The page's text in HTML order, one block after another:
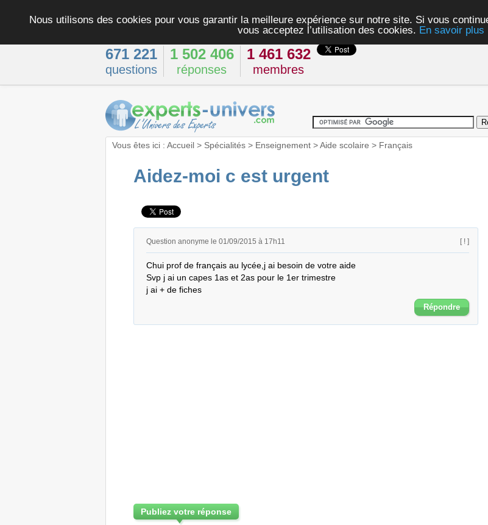
Nous utilisons des cookies pour vous garantir la meilleure expérience sur notre site. Si vous
vous acceptez l’utilisation des cookies. En savoir plus
671 221
questions
1 502 406
réponses
1 461 632
membres
Vous êtes ici : Accueil> Spécialités> Enseignement>Aide scolaire > Français
Aidez-moi c est urgent
Question anonyme le 01/09/2015 à 17h11 [ ! ]
Chui prof de français au lycée,j ai besoin de votre aide
Svp j ai un capes 1as et 2as pour le 1er trimestre
j ai + de fiches
Répondre
Publiez votre réponse